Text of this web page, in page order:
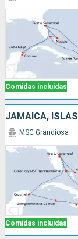
Comidas incluidas
Comidas incluidas
MSC Grandiosa